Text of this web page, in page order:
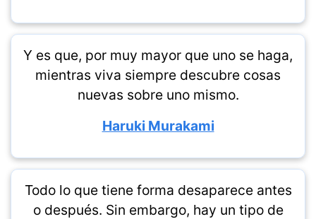
Y es que, por muy mayor que uno se haga,
mientras viva siempre descubre cosas
nuevas sobre uno mismo.
Haruki Murakami
Todo lo que tiene forma desaparece antes
o después. Sin embargo, hay un tipo de